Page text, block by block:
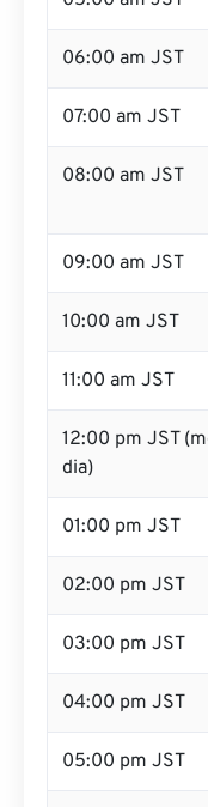
06:00 am JST
07:00 am JST
08:00 am JST
09:00 am JST
10:00 am JST
11:00 am JST
12:00 pm JST
dia)
01:00 pm JST
02:00 pm JST
03:00 pm JST
04:00 pm JST
05:00 pm JST